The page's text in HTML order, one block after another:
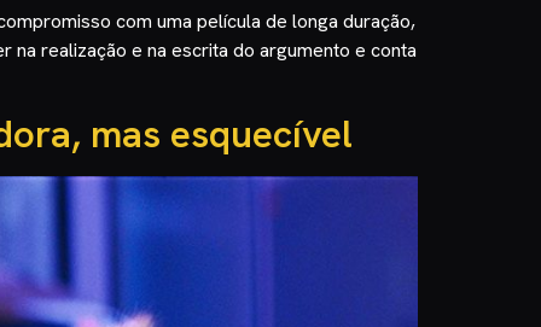
com uma película de longa duração,
na realização e na escrita do argumento e conta
mas esquecível